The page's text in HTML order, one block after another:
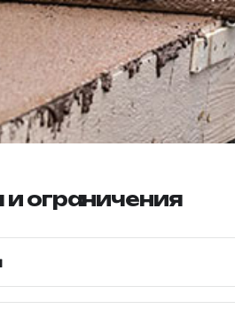
ограничения